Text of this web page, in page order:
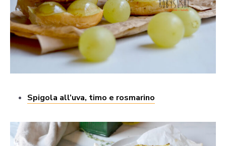
Spigola all’uva, timo e rosmarino